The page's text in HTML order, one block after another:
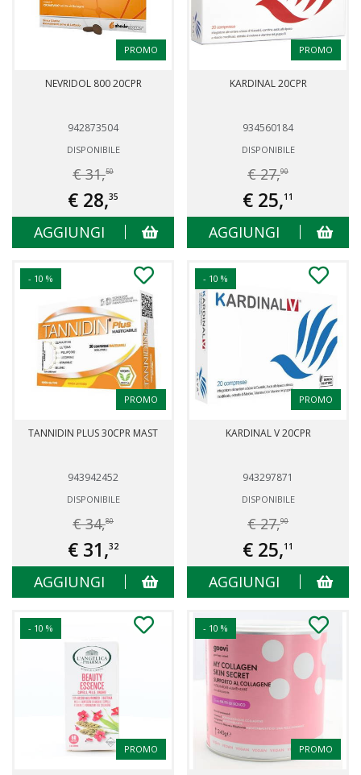
PROMO
NEVRIDOL 800 20CPR
942873504
DISPONIBILE
€ 31,50
€ 28,35
AGGIUNGI
PROMO
KARDINAL 20CPR
934560184
DISPONIBILE
€ 27,90
€ 25,11
AGGIUNGI
- 10 %
PROMO
TANNIDIN PLUS 30CPR MAST
943942452
DISPONIBILE
€ 34,80
€ 31,32
AGGIUNGI
- 10 %
PROMO
KARDINAL V 20CPR
943297871
DISPONIBILE
€ 27,90
€ 25,11
AGGIUNGI
- 10 %
PROMO
- 10 %
PROMO